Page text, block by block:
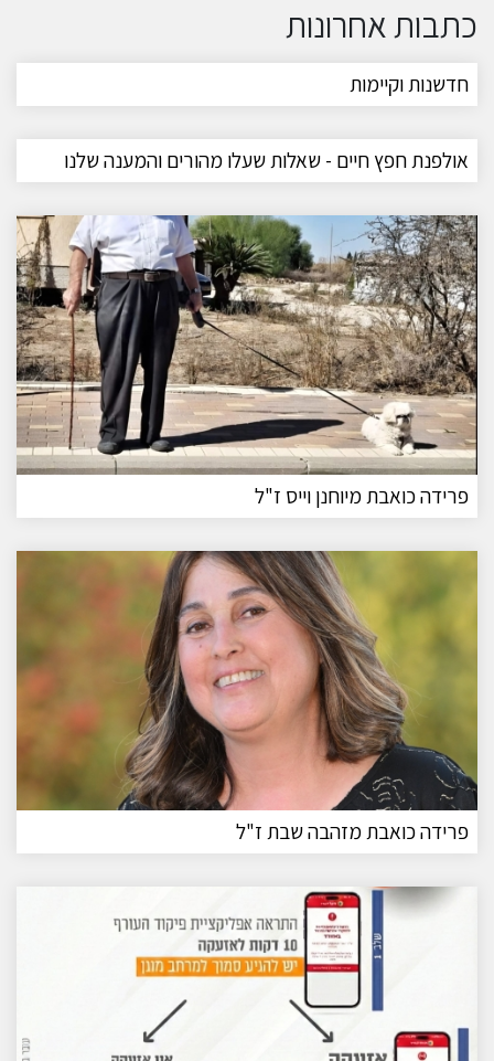
כתבות אחרונות
חדשנות וקיימות
אולפנת חפץ חיים - שאלות שעלו מהורים והמענה שלנו
פרידה כואבת מיוחנן וייס ז"ל
פרידה כואבת מזהבה שבת ז"ל